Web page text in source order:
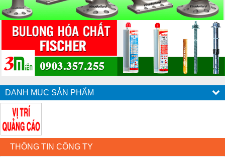
DANH MỤC SẢN PHẨM
THÔNG TIN CÔNG TY